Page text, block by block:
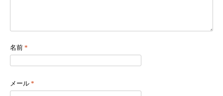
名前 *
メール *